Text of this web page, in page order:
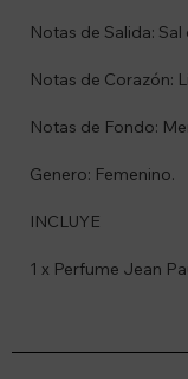
Notas de Salida:
Notas de Corazón:
Notas de Fondo:
Genero: Femenino.
INCLUYE
1 x Perfume Jean